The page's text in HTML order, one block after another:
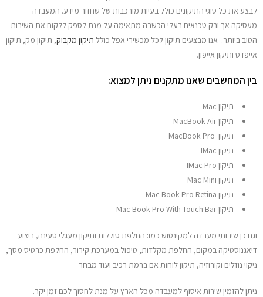
לבצע את כל סוגי התיקונים כולל בעיות מורכבות של שחזור מידע. המעבדה
מעסיקה אך ורק טכנאים בעלי הכשרה מתאימה על מנת לספק ללקוח את השירות
הטוב ביותר. אנו מבצעים תיקון לכל מכשירי אפל כולל תיקון מקבוק, תיקון מק, תיקון
אייפדס ותיקון אייפון.
בין המחשבים שאנו מתקנים ניתן למצוא:
תיקון Mac
תיקון MacBook Air
תיקון MacBook Pro
תיקון IMac
תיקון IMac Pro
תיקון Mac Mini
תיקון Mac Book Pro Retina
תיקון Mac Book Pro With Touch Bar
וגם כן שירותי מעבדה למקינטוש כמו: החלפת סוללות ותיקון מעגלי טעינה, ביצוע
דיאגנוסטיקה במקום, החלפת מקלדות, טיפול במערכת קירור, החלפת כרטיס מסך,
ניקוי נוזלים וקורוזיה, תיקון לוחות אם ברמת רכיב ועוד מבחר
ניתן להזמין שירות איסוף למעבדה מכל הארץ על מנת לחסוך לכם זמן יקר.